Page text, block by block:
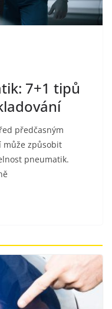
7+1 tipů
předčasným
může způsobit
pneumatik.